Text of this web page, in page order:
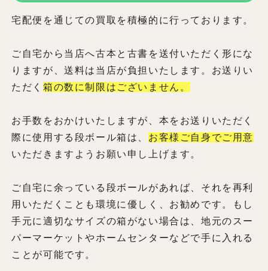
宅配便を通じての買取を積極的に行っております。
ご自宅から当店へ古本と古書を送付いただく形にな
りますが、送料は当店が負担いたします。お送りい
ただく 箱の数に制限はございません。
お手数をおかけいたしますが、本をお送りいただく
際に使用する段ボール箱は、 お客様ご自身でご用意
いただきますようお願い申し上げます。
ご自宅に余っている段ボールがあれば、それを再利
用いただくことも環境に優しく、お勧めです。もし
手元に適切なサイズの箱がない場合は、地元のスー
パーマーケットやホームセンターなどで手に入れる
ことが可能です。